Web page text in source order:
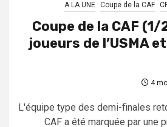
A LA UNE Coupe de la CAF
Coupe de la CAF (1/
joueurs de l’USMA
4
L'équipe type des demi-finales
CAF a été marquée par une